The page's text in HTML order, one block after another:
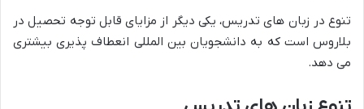
تنوع در زبان های تدریس، یکی دیگر از مزایای قابل توجه تحصیل در
بلاروس است که به دانشجویان بین المللی انعطاف پذیری بیشتری
می دهد.